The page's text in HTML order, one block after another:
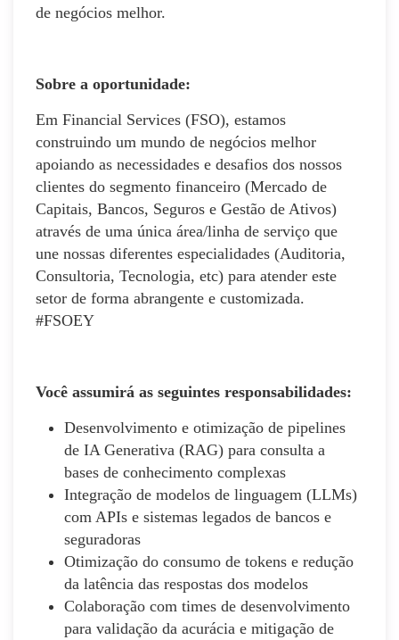
de negócios melhor.
Sobre a oportunidade:
Em Financial Services (FSO), estamos
construindo um mundo de negócios melhor
apoiando as necessidades e desafios dos nossos
clientes do segmento financeiro (Mercado de
Capitais, Bancos, Seguros e Gestão de Ativos)
através de uma única área/linha de serviço que
une nossas diferentes especialidades (Auditoria,
Consultoria, Tecnologia, etc) para atender este
setor de forma abrangente e customizada.
#FSOEY
Você assumirá as seguintes responsabilidades:
Desenvolvimento e otimização de pipelines
de IA Generativa (RAG) para consulta a
bases de conhecimento complexas
Integração de modelos de linguagem (LLMs)
com APIs e sistemas legados de bancos e
seguradoras
Otimização do consumo de tokens e redução
da latência das respostas dos modelos
Colaboração com times de desenvolvimento
para validação da acurácia e mitigação de